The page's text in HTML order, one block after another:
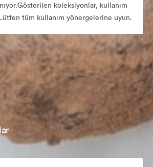
koleksiyonlar, kullanım
tüm kullanım yönergelerine uyun.